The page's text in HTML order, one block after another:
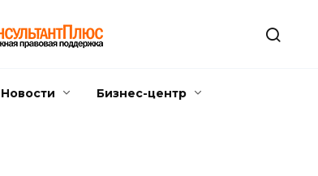
Новости Бизнес-центр